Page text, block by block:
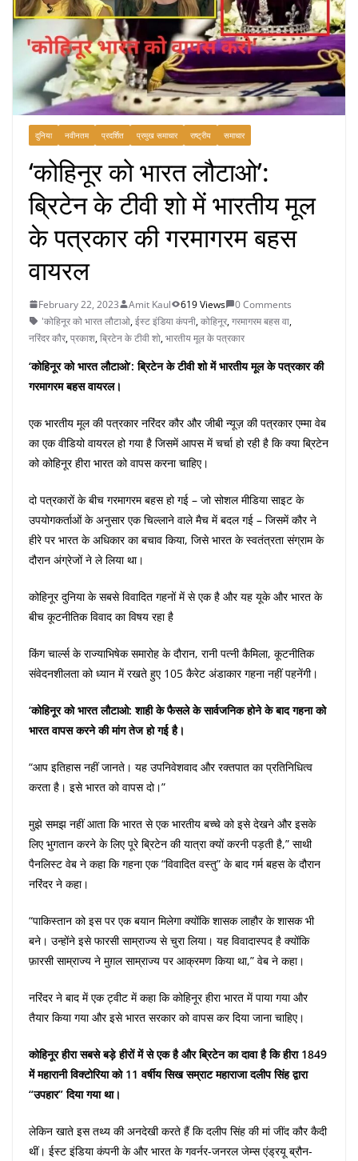
दुनिया नवीनतम प्रदर्शित प्रमुख समाचार राष्ट्रीय समाचार
‘कोहिनूर को भारत लौटाओ’:
ब्रिटेन के टीवी शो में भारतीय मूल
के पत्रकार की गरमागरम बहस
वायरल
February 22, 2023 Amit Kaul 619 Views
0 Comments
'कोहिनूर को भारत लौटाओ,ईस्ट इंडिया कंपनी,कोहिनूर,गरमागरम बहस वा,
नरिंदर कौर,प्रकाश,ब्रिटेन के टीवी शो,भारतीय मूल के पत्रकार
‘कोहिनूर को भारत लौटाओ’: ब्रिटेन के टीवी शो में भारतीय मूल के पत्रकार की
गरमागरम बहस वायरल।
एक भारतीय मूल की पत्रकार नरिंदर कौर और जीबी न्यूज़ की पत्रकार एम्मा वेब
का एक वीडियो वायरल हो गया है जिसमें आपस में चर्चा हो रही है कि क्या ब्रिटेन
को कोहिनूर हीरा भारत को वापस करना चाहिए।
दो पत्रकारों के बीच गरमागरम बहस हो गई – जो सोशल मीडिया साइट के
उपयोगकर्ताओं के अनुसार एक चिल्लाने वाले मैच में बदल गई – जिसमें कौर ने
हीरे पर भारत के अधिकार का बचाव किया, जिसे भारत के स्वतंत्रता संग्राम के
दौरान अंग्रेजों ने ले लिया था।
कोहिनूर दुनिया के सबसे विवादित गहनों में से एक है और यह यूके और भारत के
बीच कूटनीतिक विवाद का विषय रहा है
किंग चार्ल्स के राज्याभिषेक समारोह के दौरान, रानी पत्नी कैमिला, कूटनीतिक
संवेदनशीलता को ध्यान में रखते हुए 105 कैरेट अंडाकार गहना नहीं पहनेंगी।
‘कोहिनूर को भारत लौटाओ: शाही के फैसले के सार्वजनिक होने के बाद गहना को
भारत वापस करने की मांग तेज हो गई है।
“आप इतिहास नहीं जानते। यह उपनिवेशवाद और रक्तपात का प्रतिनिधित्व
करता है। इसे भारत को वापस दो।”
मुझे समझ नहीं आता कि भारत से एक भारतीय बच्चे को इसे देखने और इसके
लिए भुगतान करने के लिए पूरे ब्रिटेन की यात्रा क्यों करनी पड़ती है,” साथी
पैनलिस्ट वेब ने कहा कि गहना एक “विवादित वस्तु” के बाद गर्म बहस के दौरान
नरिंदर ने कहा।
“पाकिस्तान को इस पर एक बयान मिलेगा क्योंकि शासक लाहौर के शासक भी
बने। उन्होंने इसे फारसी साम्राज्य से चुरा लिया। यह विवादास्पद है क्योंकि
फ़ारसी साम्राज्य ने मुग़ल साम्राज्य पर आक्रमण किया था,” वेब ने कहा।
नरिंदर ने बाद में एक ट्वीट में कहा कि कोहिनूर हीरा भारत में पाया गया और
तैयार किया गया और इसे भारत सरकार को वापस कर दिया जाना चाहिए।
कोहिनूर हीरा सबसे बड़े हीरों में से एक है और ब्रिटेन का दावा है कि हीरा 1849
में महारानी विक्टोरिया को 11 वर्षीय सिख सम्राट महाराजा दलीप सिंह द्वारा
“उपहार” दिया गया था।
लेकिन खाते इस तथ्य की अनदेखी करते हैं कि दलीप सिंह की मां जींद कौर कैदी
थीं। ईस्ट इंडिया कंपनी के और भारत के गवर्नर-जनरल जेम्स एंड्रयू ब्रौन-